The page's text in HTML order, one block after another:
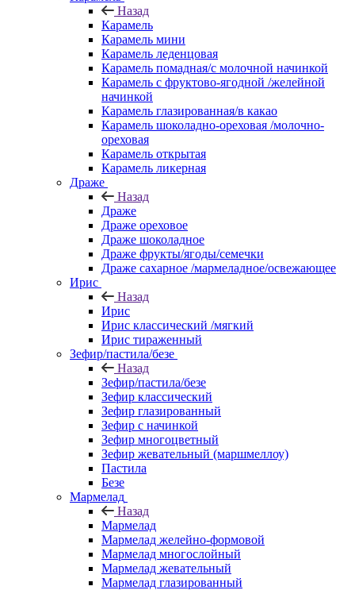
Назад
Карамель
Карамель мини
Карамель леденцовая
Карамель помадная/с молочной начинкой
Карамель с фруктово-ягодной /желейной
начинкой
Карамель глазированная/в какао
Карамель шоколадно-ореховая /молочно-
ореховая
Карамель открытая
Карамель ликерная
Драже
Назад
Драже
Драже ореховое
Драже шоколадное
Драже фрукты/ягоды/семечки
Драже сахарное /мармеладное/освежающее
Ирис
Назад
Ирис
Ирис классический /мягкий
Ирис тираженный
Зефир/пастила/безе
Назад
Зефир/пастила/безе
Зефир классический
Зефир глазированный
Зефир с начинкой
Зефир многоцветный
Зефир жевательный (маршмеллоу)
Пастила
Безе
Мармелад
Назад
Мармелад
Мармелад желейно-формовой
Мармелад многослойный
Мармелад жевательный
Мармелад глазированный